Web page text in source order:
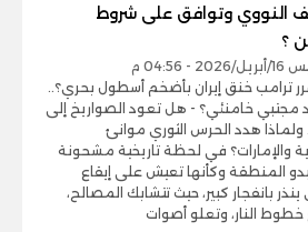
النووي وتوافق على شروط
؟
- 04:56 م
ترامب خنق إيران بأضخم أسطول بحري؟..
مجتبي خامنئي؟ - هل تعود الصواريخ إلى
ولماذا هدد الحرس الثوري موانئ
والإمارات؟ في لحظة تاريخية مشحونة
تبدو المنطقة وكأنها تعيش على إيقاع
بانفجار كبير، حيث تتشابك المصالح،
خطوط النار، وتعلو أصوات